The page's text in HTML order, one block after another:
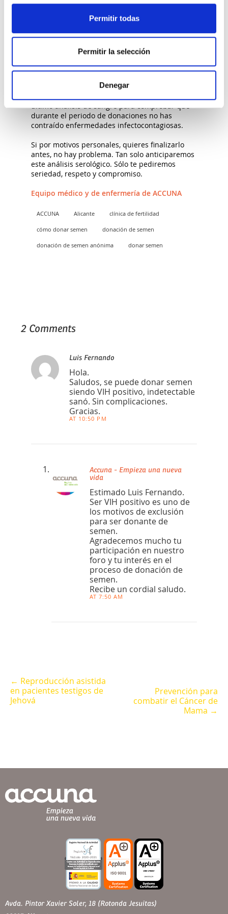
Permitir todas
Permitir la selección
Denegar
Deberás acudir una vez a la semana, debiendo
entre 3 y 5 días previo a la donación, para que
la calidad seminal sea la adecuada.
El proceso completo no superará las 20
último análisis de sangre para comprobar que
durante el periodo de donaciones no has
contraído enfermedades infectocontagiosas.
Si por motivos personales, quieres finalizarlo
antes, no hay problema. Tan solo anticiparemos
este análisis serológico. Sólo te pediremos
seriedad, respeto y compromiso.
Equipo médico y de enfermería de ACCUNA
ACCUNA Alicante clínica de fertilidad
cómo donar semen donación de semen
donación de semen anónima donar semen
2 Comments
Luis Fernando
Hola.
Saludos, se puede donar semen
siendo VIH positivo, indetectable
sanó. Sin complicaciones.
Gracias.
AT 10:50 PM
Accuna - Empieza una nueva
vida
Estimado Luis Fernando.
Ser VIH positivo es uno de
los motivos de exclusión
para ser donante de
semen.
Agradecemos mucho tu
participación en nuestro
foro y tu interés en el
proceso de donación de
semen.
Recibe un cordial saludo.
AT 7:50 AM
← Reproducción asistida
en pacientes testigos de
Jehová
Prevención para
combatir el Cáncer de
Mama →
Avda. Pintor Xavier Soler, 18 (Rotonda Jesuitas)